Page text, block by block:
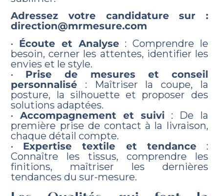
Adressez votre candidature sur :
direction@mrmesure.com
• Écoute et Analyse : Comprendre le
besoin, cerner les attentes, identifier les
envies et le style.
• Prise de mesures et conseil
personnalisé : Maîtriser la coupe, la
posture, la silhouette et proposer des
solutions adaptées.
• Accompagnement et suivi : De la
première prise de contact à la livraison,
chaque détail compte.
• Expertise textile et tendance :
Connaître les tissus, comprendre les
finitions, maîtriser les dernières
tendances du sur-mesure.